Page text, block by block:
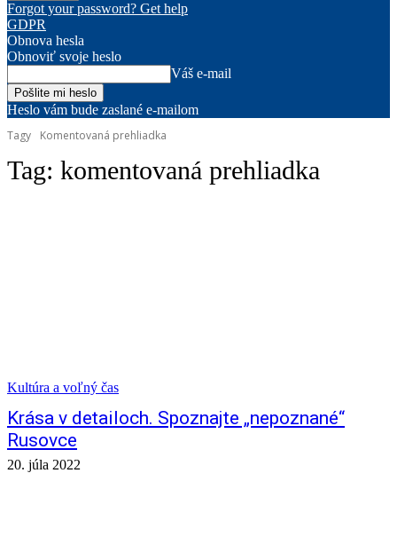
Forgot your password? Get help
GDPR
Obnova hesla
Obnoviť svoje heslo
Váš e-mail
Heslo vám bude zaslané e-mailom
Tagy
Komentovaná prehliadka
Tag: komentovaná prehliadka
Kultúra a voľný čas
Krása v detailoch. Spoznajte „nepoznané“
Rusovce
20. júla 2022